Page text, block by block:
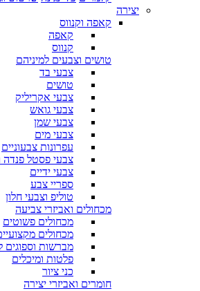
יצירה
קאפה וקנווס
קאפה
קנווס
טושים וצבעים למיניהם
צבעי בד
טושים
צבעי אקריליק
צבעי גואש
צבעי שמן
צבעי מים
עפרונות צבעוניים
צבעי פסטל פנדה
צבעי ידיים
ספריי צבע
טוליפ וצבעי חלון
מכחולים ואביזרי צביעה
מכחולים פשוטים
מכחולים
מברשות וספוגים
פלטות ומיכלים
כני ציור
חומרים ואביזרי יצירה